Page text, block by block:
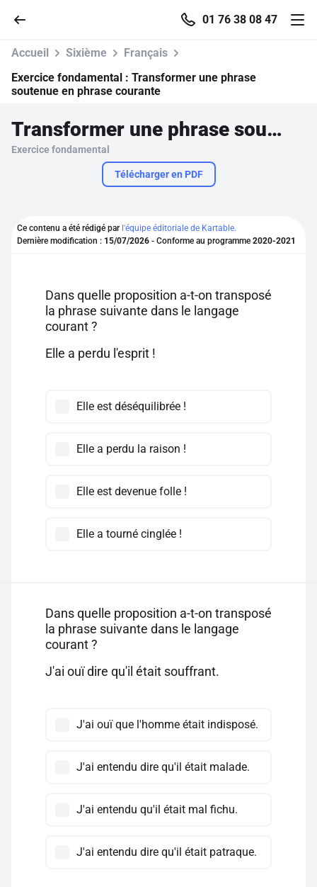
01 76 38 08 47
Parcourir
Se connecter
Pour profiter de 10 contenus offerts.
Accueil Sixième
Français
Exercice fondamental : Transformer une phrase
soutenue en phrase courante
Transformer une phrase soutenue en phrase courante
Exercice fondamental
Télécharger en PDF
Ce contenu a été rédigé par l'équipe éditoriale de Kartable.
Dernière modification : 15/07/2026 - Conforme au programme 2020-2021
Dans quelle proposition a-t-on transposé
la phrase suivante dans le langage
courant ?
Elle a perdu l'esprit !
Elle est déséquilibrée !
Elle a perdu la raison !
Elle est devenue folle !
Elle a tourné cinglée !
Dans quelle proposition a-t-on transposé
la phrase suivante dans le langage
courant ?
J'ai ouï dire qu'il était souffrant.
J'ai ouï que l'homme était indisposé.
J'ai entendu dire qu'il était malade.
J'ai entendu qu'il était mal fichu.
J'ai entendu dire qu'il était patraque.